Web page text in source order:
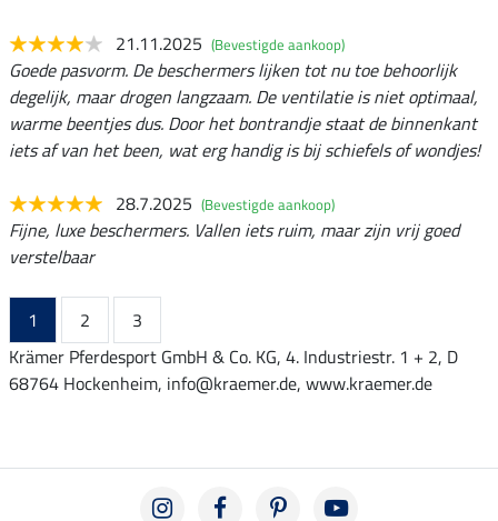
21.11.2025 (Bevestigde aankoop)
Goede pasvorm. De beschermers lijken tot nu toe behoorlijk
degelijk, maar drogen langzaam. De ventilatie is niet optimaal,
warme beentjes dus. Door het bontrandje staat de binnenkant
iets af van het been, wat erg handig is bij schiefels of wondjes!
28.7.2025 (Bevestigde aankoop)
Fijne, luxe beschermers. Vallen iets ruim, maar zijn vrij goed
verstelbaar
1 2
3
Krämer Pferdesport GmbH & Co. KG, 4. Industriestr. 1 + 2, D
68764 Hockenheim, info@kraemer.de, www.kraemer.de